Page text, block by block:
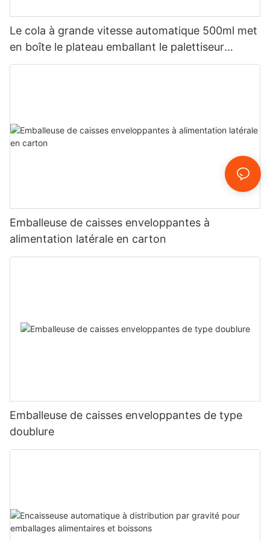
Le cola à grande vitesse automatique 500ml met
en boîte le plateau emballant le palettiseur
robotique TFP-RP400
Emballeuse de caisses enveloppantes à
alimentation latérale en carton
Emballeuse de caisses enveloppantes de type
doublure